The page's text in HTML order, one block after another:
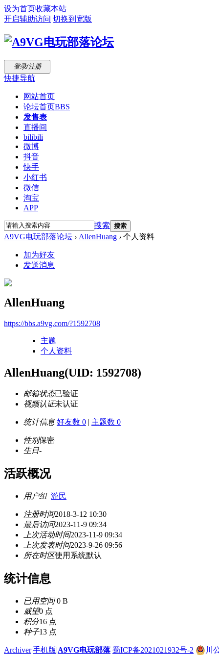
设为首页收藏本站
开启辅助访问 切换到宽版
登录/注册
快捷导航
网站首页
论坛首页BBS
发售表
直播间
bilibili
微博
抖音
快手
小红书
微信
淘宝
APP
搜索 搜索
A9VG电玩部落论坛 › AllenHuang › 个人资料
加为好友
发送消息
AllenHuang
https://bbs.a9vg.com/?1592708
主题
个人资料
AllenHuang(UID: 1592708)
邮箱状态已验证
视频认证未认证
统计信息 好友数 0 | 主题数 0
性别保密
生日-
活跃概况
用户组 游民
注册时间2018-3-12 10:30
最后访问2023-11-9 09:34
上次活动时间2023-11-9 09:34
上次发表时间2023-9-26 09:56
所在时区使用系统默认
统计信息
已用空间0 B
威望0 点
积分16 点
种子13 点
Archiver|手机版|A9VG电玩部落 蜀ICP备2021021932号-2 川